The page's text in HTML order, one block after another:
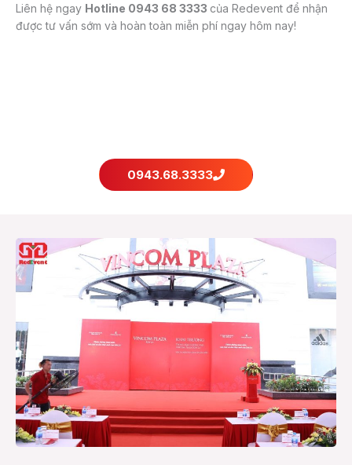
Liên hệ ngay Hotline 0943 68 3333 của Redevent để nhận
được tư vấn sớm và hoàn toàn miễn phí ngay hôm nay!
0943.68.3333